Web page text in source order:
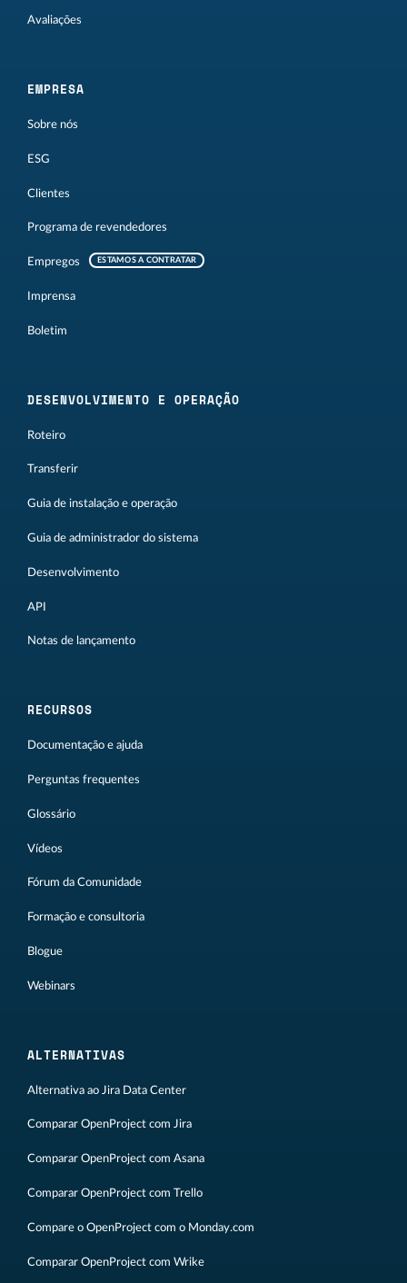
Avaliações
EMPRESA
Sobre nós
ESG
Clientes
Programa de revendedores
Empregos ESTAMOS A CONTRATAR
Imprensa
Boletim
DESENVOLVIMENTO E OPERAÇÃO
Roteiro
Transferir
Guia de instalação e operação
Guia de administrador do sistema
Desenvolvimento
API
Notas de lançamento
RECURSOS
Documentação e ajuda
Perguntas frequentes
Glossário
Vídeos
Fórum da Comunidade
Formação e consultoria
Blogue
Webinars
ALTERNATIVAS
Alternativa ao Jira Data Center
Comparar OpenProject com Jira
Comparar OpenProject com Asana
Comparar OpenProject com Trello
Compare o OpenProject com o Monday.com
Comparar OpenProject com Wrike